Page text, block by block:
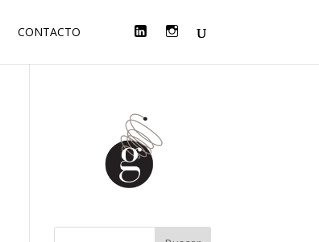
CONTACTO
E T
L
I
K
I
N
T